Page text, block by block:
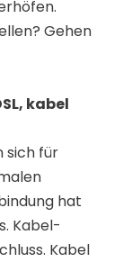
Gehen
kabel
sich für
hat
Kabel-
Kabel